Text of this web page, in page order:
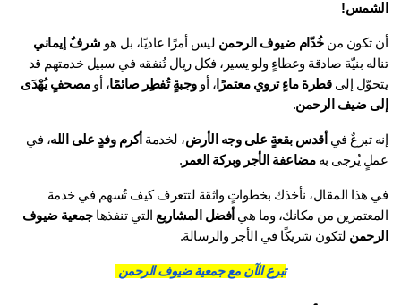
تكون من خُدّام ضيوف الرحمن ليس أمرًا عاديًا، بل هو شرفٌ إيماني
تناله بنيّة صادقة وعطاءٍ ولو يسير، فكل ريال تُنفقه في سبيل خدمتهم قد
إلى قطرة ماءٍ تروي معتمرًا، أو وجبةٍ تُفطِر صائمًا، أو
مصحفٍ يُهْدَى
ضيف الرحمن.
تبرعٌ في أقدس بقعةٍ على وجه الأرض، لخدمة أكرم وفدٍ على الله
، في
يُرجى به مضاعفة الأجر وبركة العمر .
في هذا المقال، نأخذك بخطواتٍ واثقة لتتعرف كيف تُسهم في خدمة
من مكانك، وما هي أفضل المشاريع التي تنفذها
جمعية ضيوف
لتكون شريكًا في الأجر والرسالة.
تبرع الآن مع جمعية ضيوف الرحمن